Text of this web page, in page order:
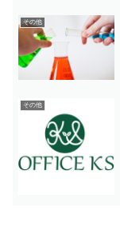
その他
その他